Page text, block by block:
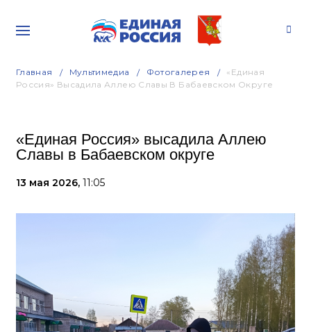
Главная Мультимедиа Фотогалерея
«Единая
Россия» Высадила Аллею Славы В Бабаевском Округе
«Единая Россия» высадила Аллею
Славы в Бабаевском округе
13 мая 2026, 11:05